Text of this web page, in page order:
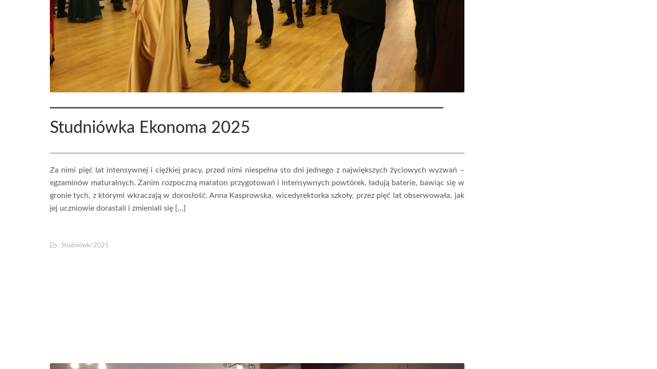
Studniówka Ekonoma 2025
Za nimi pięć lat intensywnej i ciężkiej pracy, przed nimi niespełna sto dni jednego z największych życiowych wyzwań –
egzaminów maturalnych. Zanim rozpoczną maraton przygotowań i intensywnych powtórek, ładują baterie, bawiąc się w
gronie tych, z którymi wkraczają w dorosłość. Anna Kasprowska, wicedyrektorka szkoły, przez pięć lat obserwowała, jak
jej uczniowie dorastali i zmieniali się […]
Studniówki 2025